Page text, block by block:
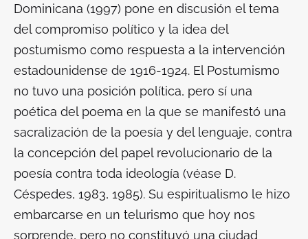
Dominicana (1997) pone en discusión el tema
del compromiso político y la idea del
postumismo como respuesta a la intervención
estadounidense de 1916-1924. El Postumismo
no tuvo una posición política, pero sí una
poética del poema en la que se manifestó una
sacralización de la poesía y del lenguaje, contra
la concepción del papel revolucionario de la
poesía contra toda ideología (véase D.
Céspedes, 1983, 1985). Su espiritualismo le hizo
embarcarse en un telurismo que hoy nos
sorprende, pero no constituyó una ciudad